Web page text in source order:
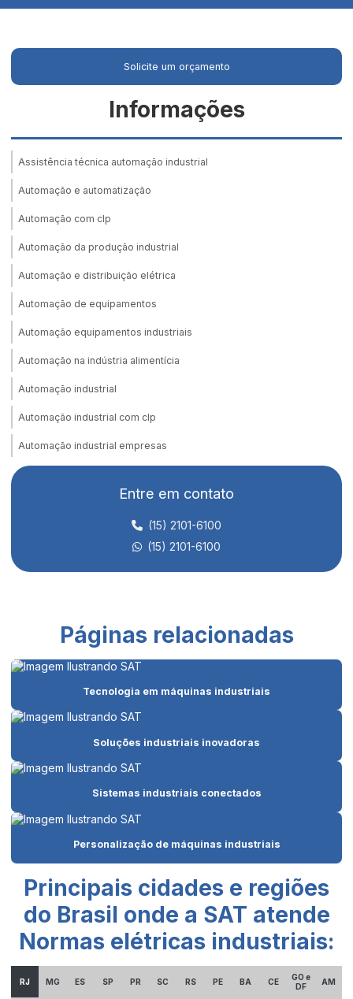
Solicite um orçamento
Informações
Assistência técnica automação industrial
Automação e automatização
Automação com clp
Automação da produção industrial
Automação e distribuição elétrica
Automação de equipamentos
Automação equipamentos industriais
Automação na indústria alimentícia
Automação industrial
Automação industrial com clp
Automação industrial empresas
Automação industrial equipamentos
Automação industrial pneumática
Automação industrial e robotica
Automação de máquinas
Automação de máquinas e equipamentos
Automação de máquinas industriais
Automação de processos produtivos
Automação na produção
Automação e robotização
Automação e tecnologia
Entre em contato
(15) 2101-6100
(15) 2101-6100
Páginas relacionadas
Tecnologia em máquinas industriais
Soluções industriais inovadoras
Sistemas industriais conectados
Personalização de máquinas industriais
Principais cidades e regiões
do Brasil onde a SAT atende
Normas elétricas industriais:
RJ MG ES SP PR SC RS PE BA CE
GO e
DF
AM